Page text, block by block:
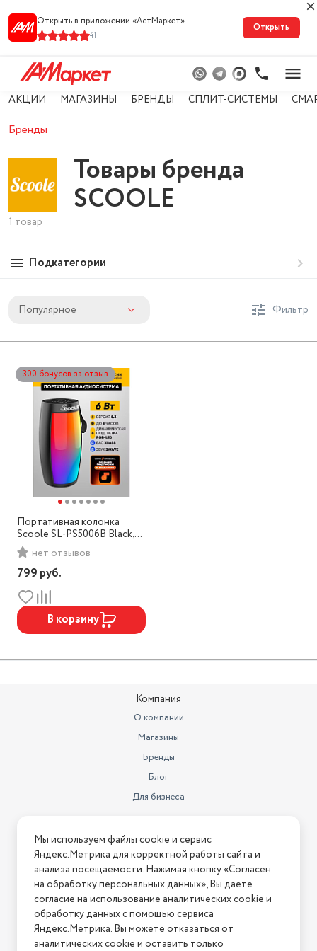
Открыть в приложении «АстМарке‪т‬»
41
Открыть
АКЦИИ МАГАЗИНЫ БРЕНДЫ СПЛИТ-СИСТЕМЫ
Бренды
Товары бренда
SCOOLE
1 товар
Подкатегории
Популярное Фильтр
Портативная колонка
Scoole SL-PS5006B Black,
6Вт нет отзывов
799 руб.
В корзину
300 бонусов за отзыв
Компания
О компании
Магазины
Бренды
Блог
Для бизнеса
Информация
Условия оплаты
Условия доставки
Условия возврата
Нашли ошибку на сайте?Напишите нам
2026 © Интернет-магазин "АстМаркет". У нас есть всё!
Мы используем файлы cookie и сервис
Яндекс.Метрика для корректной работы сайта и
анализа посещаемости. Нажимая кнопку «Согласен
на обработку персональных данных», Вы даете
согласие на использование аналитических cookie и
обработку данных с помощью сервиса
Яндекс.Метрика. Вы можете отказаться от
аналитических cookie и оставить только